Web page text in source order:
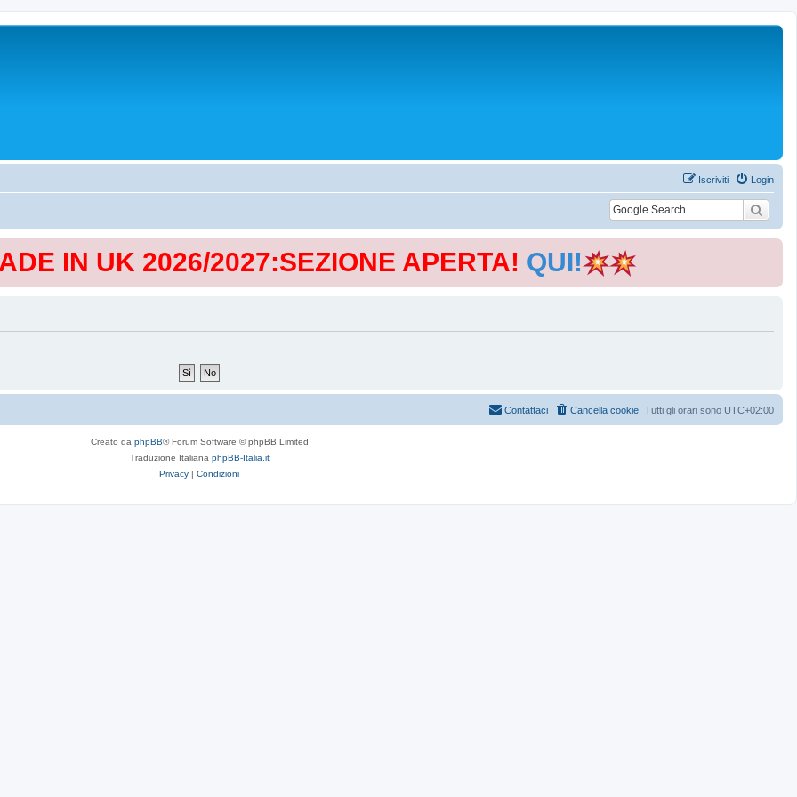
Login
Iscriviti
IN UK 2026/2027:SEZIONE APERTA! QUI!
Tutti gli orari sono UTC+02:00
Cancella cookie
Contattaci
Creato da phpBB® Forum Software © phpBB Limited
Traduzione Italiana phpBB-Italia.it
Privacy | Condizioni